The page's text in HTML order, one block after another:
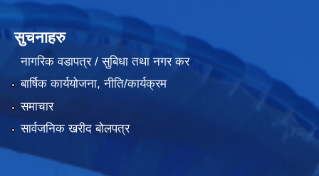
सुचनाहरु
नागरिक वडापत्र / सुबिधा तथा नगर कर
बार्षिक कार्ययोजना, नीति/कार्यक्रम
समाचार
सार्वजनिक खरीद बोलपत्र